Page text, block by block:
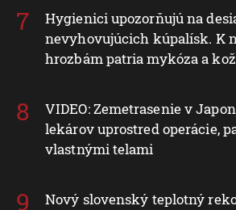
Hygienici upozorňujú na
nevyhovujúcich kúpalísk. K
hrozbám patria mykóza a
VIDEO: Zemetrasenie v
lekárov uprostred operácie,
vlastnými telami
Nový slovenský teplotný